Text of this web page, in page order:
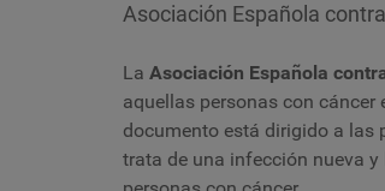
Asociación Española
La Asociación Española
aquellas personas con
documento está dirigido a las
trata de una infección nueva